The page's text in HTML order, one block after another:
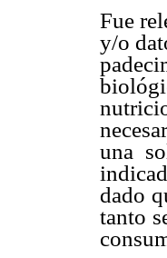
Fue
y/o
una
dado
tanto